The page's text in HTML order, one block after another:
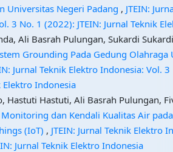
Universitas Negeri Padang , JTEIN:
3 No. 1 (2022): JTEIN: Jurnal Teknik
Ali Basrah Pulungan, Sukardi
Grounding Pada Gedung Olahraga
Jurnal Teknik Elektro Indonesia: Vol.
Elektro Indonesia
Hastuti Hastuti, Ali Basrah Pulungan,
dan Kendali Kualitas Air
(IoT) , JTEIN: Jurnal Teknik Elektro
Jurnal Teknik Elektro Indonesia